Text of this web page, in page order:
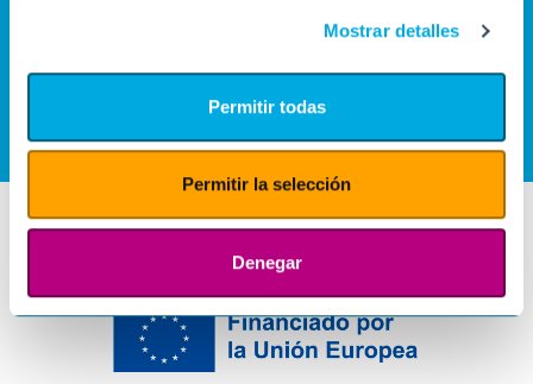
Mostrar detalles
Permitir todas
Permitir la selección
Denegar